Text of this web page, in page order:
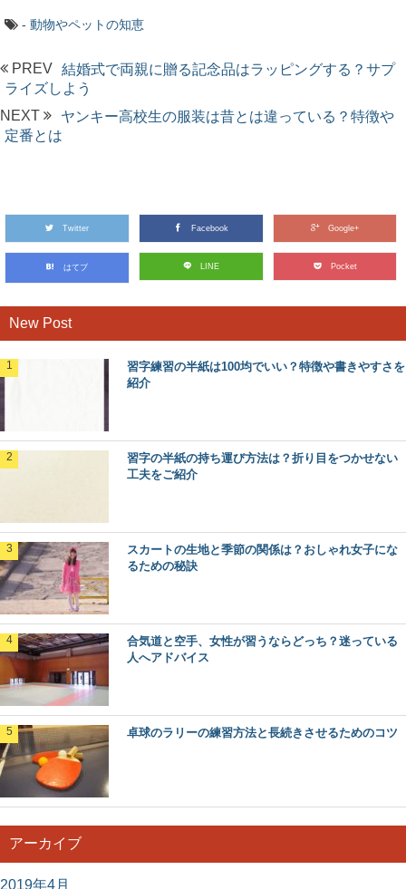
- 動物やペットの知恵
PREV 結婚式で両親に贈る記念品はラッピングする？サプ
ライズしよう
NEXT
ヤンキー高校生の服装は昔とは違っている？特徴や
定番とは
Twitter Facebook Google+
はてブ LINE Pocket
New Post
習字練習の半紙は100均でいい？特徴や書きやすさを
紹介
習字の半紙の持ち運び方法は？折り目をつかせない
工夫をご紹介
スカートの生地と季節の関係は？おしゃれ女子にな
るための秘訣
合気道と空手、女性が習うならどっち？迷っている
人へアドバイス
卓球のラリーの練習方法と長続きさせるためのコツ
アーカイブ
2019年4月